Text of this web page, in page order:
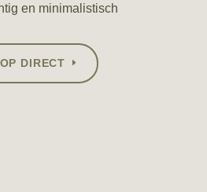
en minimalistisch
DIRECT